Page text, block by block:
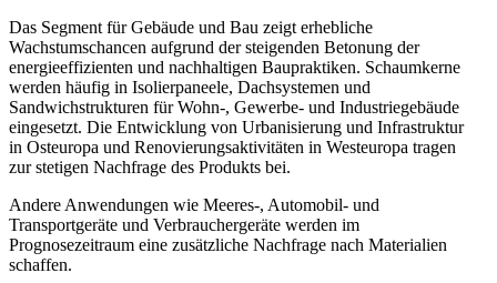
Das Segment für Gebäude und Bau zeigt erhebliche
Wachstumschancen aufgrund der steigenden Betonung der
energieeffizienten und nachhaltigen Baupraktiken. Schaumkerne
werden häufig in Isolierpaneele, Dachsystemen und
Sandwichstrukturen für Wohn-, Gewerbe- und Industriegebäude
eingesetzt. Die Entwicklung von Urbanisierung und Infrastruktur
in Osteuropa und Renovierungsaktivitäten in Westeuropa tragen
zur stetigen Nachfrage des Produkts bei.
Andere Anwendungen wie Meeres-, Automobil- und
Transportgeräte und Verbrauchergeräte werden im
Prognosezeitraum eine zusätzliche Nachfrage nach Materialien
schaffen.